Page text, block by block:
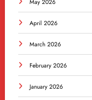
May 2026
April 2026
March 2026
February 2026
January 2026